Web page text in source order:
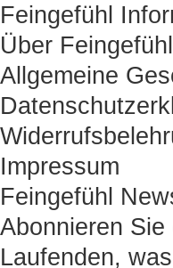
Feingefühl
Über Feingefühl
Allgemeine
Impressum
Feingefühl
Abonnieren
Laufenden,